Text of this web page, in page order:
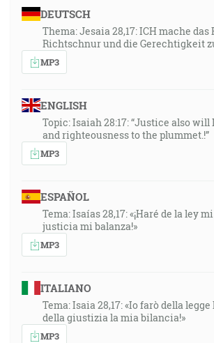
DEUTSCH
Thema: Jesaia 28,17: ICH mache das
Richtschnur und die Gerechtigkeit
MP3
ENGLISH
Topic: Isaiah 28:17: “Justice also will
and righteousness to the plummet.!”
MP3
ESPAÑOL
Tema: Isaías 28,17: «¡Haré de la ley
justicia mi balanza!»
MP3
ITALIANO
Tema: Isaia 28,17: «Io farò della
della giustizia la mia bilancia!»
MP3